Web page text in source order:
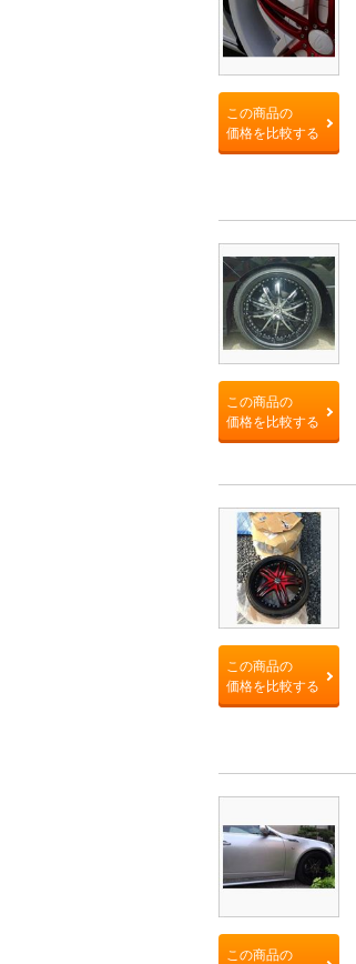
この商品の
価格を比較する
この商品の
価格を比較する
この商品の
価格を比較する
この商品の